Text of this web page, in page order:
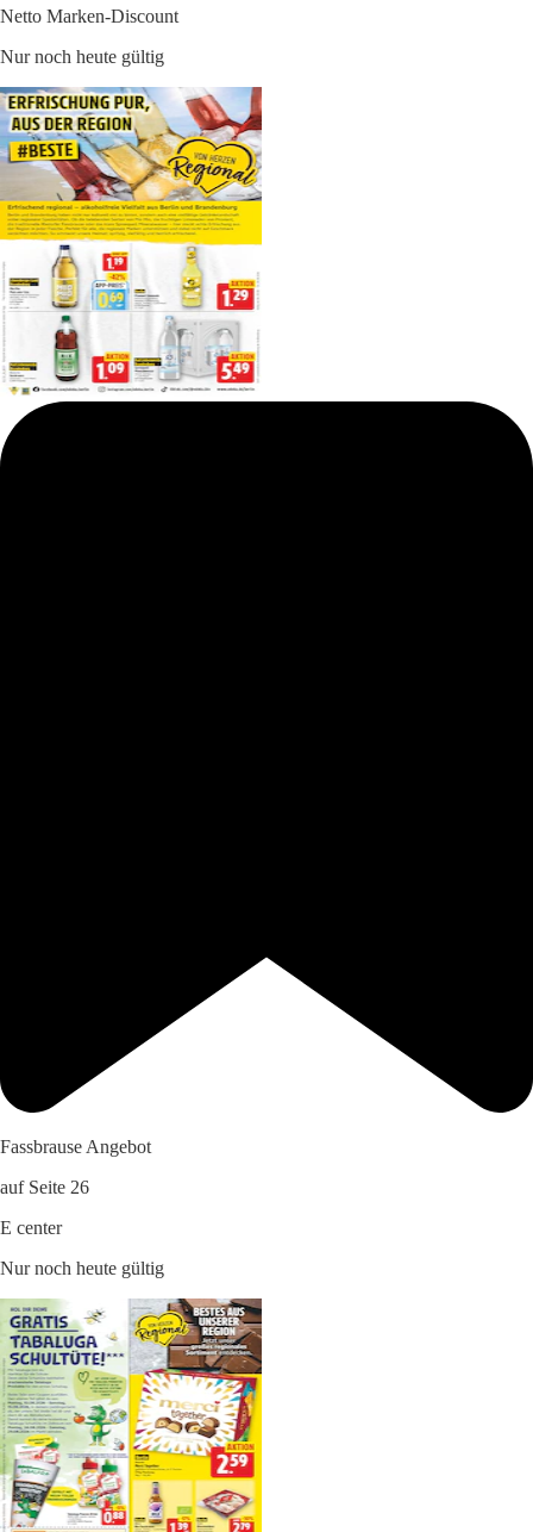
Netto Marken-Discount
Nur noch heute gültig
Fassbrause Angebot
auf Seite 26
E center
Nur noch heute gültig